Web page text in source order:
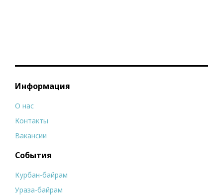
Информация
О нас
Контакты
Вакансии
События
Курбан-байрам
Ураза-байрам